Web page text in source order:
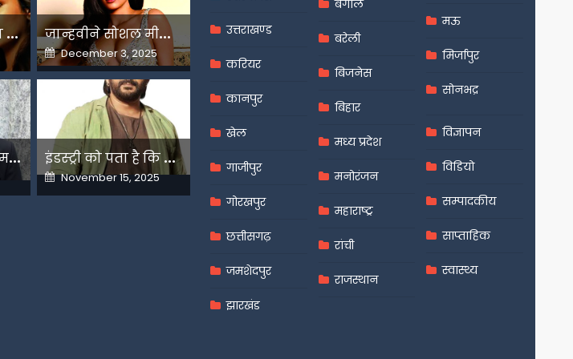
क
ृति सेनन की बहन नूपुर अगले महीने करेंगी डेस्टिनेशन मैरिज ज
ान्हवीने सोशल मीडियापर उठाये सवाल
Posted
on
December 3, 2025
फ
रहान अख्तर ने समझाया देशभक्ति और अंधभक्ति का फर्क इ
ंडस्ट्री को पता है कि मैं कहीं नहीं जाने वाला-अरशद वारसी
Posted
on
November 15, 2025
उत्तराखण्ड
करियर
कानपुर
खेल
गाजीपुर
गोरखपुर
छत्तीसगढ़
जमशेदपुर
झारखंड
बंगाल
बरेली
बिजनेस
बिहार
मध्य प्रदेश
मनोरंजन
महाराष्ट्र
रांची
राजस्थान
मऊ
मिर्जापुर
सोनभद्र
विज्ञापन
विडियो
सम्पादकीय
साप्ताहिक
स्वास्थ्य